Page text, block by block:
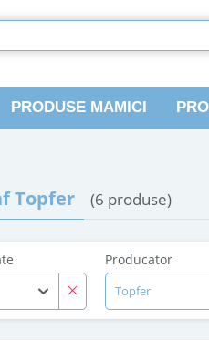
PRODUSE MAMICI
Topfer (6 produse)
Producator
Topfer